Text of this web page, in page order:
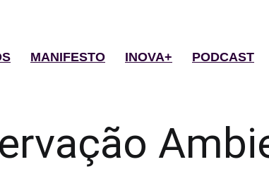
MANIFESTO INOVA+ PODCAST